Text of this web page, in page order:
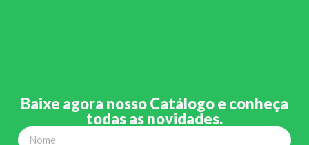
Baixe agora nosso Catálogo e conheça
todas as novidades.